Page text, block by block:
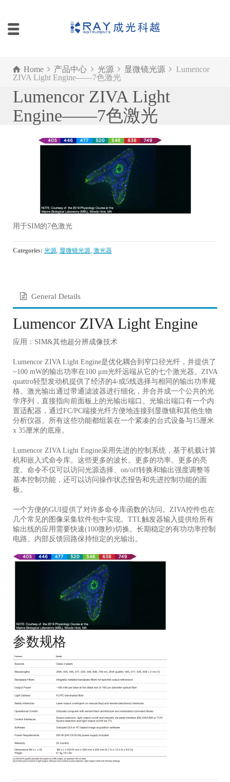
Home 产品中心 光源 显微镜光源
Lumencor
ZIVA Light Engine——7色激光
Lumencor ZIVA Light
Engine——7色激光
用于SIM的7色激光
Categories: 光源, 显微镜光源, 激光器
General Details
Lumencor ZIVA Light Engine
应用：SIM&其他超分辨成像技术
Lumencor ZIVA Light Engine是优化耦合到窄口径光纤，并提供了
~100 mW的输出功率在100 μm光纤远端从它的七个激光器。 ZIVA
quattro轻型发动机提供了经济的4-或5线选择与相同的输出功率规
格。 激光输出通过带通滤波器进行细化，并合并成一个公共的光
学序列，直接指向前面板上的光输出端口。 光输出端口有一个内
置适配器，通过FC/PC端接光纤方便地连接到显微镜和其他生物
分析仪器。 所有这些功能都组装在一个紧凑的台式设备与15厘米
x 35厘米的底座。
Lumencor ZIVA Light Engine采用先进的控制系统，基于机载计算
机和嵌入式命令库。这些更多的波长。更多的功率。更多的亮
度。命令不仅可以访问光源选择、 on/off转换和输出强度调整等
基本控制功能，还可以访问操作状态报告和先进控制功能的面
板。
一个方便的GUI提供了对许多命令库函数的访问。ZIVA控件也在
几个常见的图像采集软件包中实现。TTL触发器输入提供给所有
输出线的应用需要快速(100微秒)切换。长期稳定的有功功率控制
电路。内部反馈回路保持恒定的光输出。
参数规格